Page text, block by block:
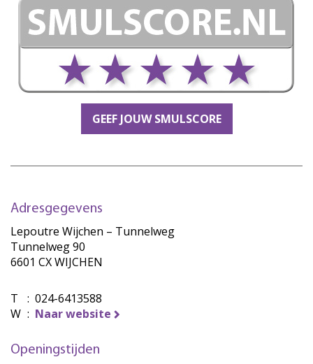
GEEF JOUW SMULSCORE
Adresgegevens
Lepoutre Wijchen – Tunnelweg
Tunnelweg 90
6601 CX WIJCHEN
T : 024-6413588
W : Naar website
Openingstijden